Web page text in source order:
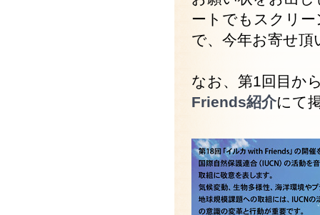
ートでもスクリ
で、今年お寄せ
なお、第1回目か
Friends紹介にて